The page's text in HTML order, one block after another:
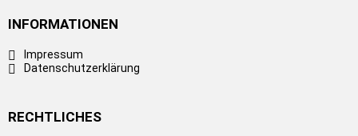
INFORMATIONEN
Impressum
Datenschutzerklärung
RECHTLICHES